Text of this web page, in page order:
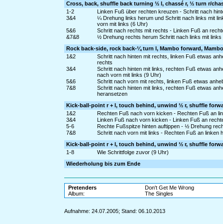
Cross, back, shuffle back turning ½ l, chassé r, ½ turn r/
1-2
Linken Fuß über rechten kreuzen - Schritt nach
3&4
¼ Drehung links herum und Schritt nach links mit
vorn mit links (6 Uhr)
5&6
Schritt nach rechts mit rechts - Linken Fuß an
&7&8
½ Drehung rechts herum Schritt nach links mit
Rock back-side, rock back-¼ turn l, Mambo forward,
1&2
Schritt nach hinten mit rechts, linken Fuß etwas
rechts
3&4
Schritt nach hinten mit links, rechten Fuß etwas
nach vorn mit links (9 Uhr)
5&6
Schritt nach vorn mit rechts, linken Fuß etwas
7&8
Schritt nach hinten mit links, rechten Fuß etwas
heransetzen
Kick-ball-point r + l, touch behind, unwind ½ r, shuffle
1&2
Rechten Fuß nach vorn kicken - Rechten Fuß an
3&4
Linken Fuß nach vorn kicken - Linken Fuß an
5-6
Rechte Fußspitze hinten auftippen - ½ Drehung
7&8
Schritt nach vorn mit links - Rechten Fuß an linken
Kick-ball-point r + l, touch behind, unwind ½ r, shuffle
1-8
Wie Schrittfolge zuvor (9 Uhr)
Wiederholung bis zum Ende
Pretenders
Don't Get Me Wrong
Album:
The Singles
Aufnahme: 24.07.2005; Stand: 06.10.2013